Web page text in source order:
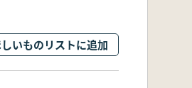
いものリストに追加